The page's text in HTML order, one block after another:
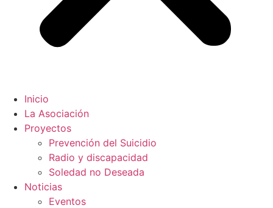
Inicio
La Asociación
Proyectos
Prevención del Suicidio
Radio y discapacidad
Soledad no Deseada
Noticias
Eventos